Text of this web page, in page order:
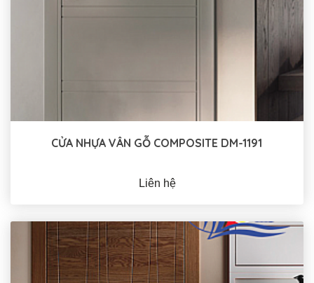
CỬA NHỰA VÂN GỖ COMPOSITE DM-1191
Liên hệ